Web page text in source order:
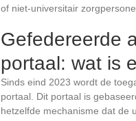
of niet-universitair
Gefedereerde
portaal: wat is
Sinds eind 2023 wordt de
portaal. Dit portaal is
hetzelfde mechanisme dat de